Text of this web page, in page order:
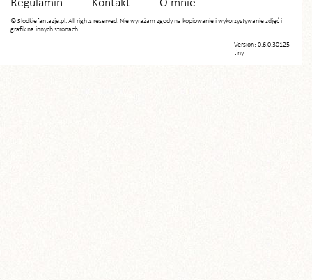
Regulamin
Kontakt O mnie
© Slodkiefantazje.pl. All rights reserved. Nie wyrażam zgody na kopiowanie i wykorzystywanie zdjęć i
grafik na innych stronach.
Version: 0.6.0.30125
tiny